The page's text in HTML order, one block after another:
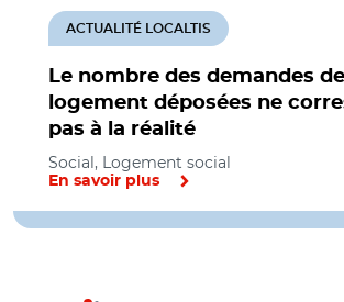
Le nombre des demandes de
logement déposées ne
pas à la réalité
ACTUALITÉ LOCALTIS
Social, Logement social
En savoir plus